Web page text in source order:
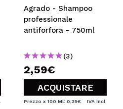
Agrado - Shampoo
professionale
antiforfora - 750ml
(3)
2,59€
ACQUISTARE
Prezzo x 100 Ml: 0,35€ IVA Incl.